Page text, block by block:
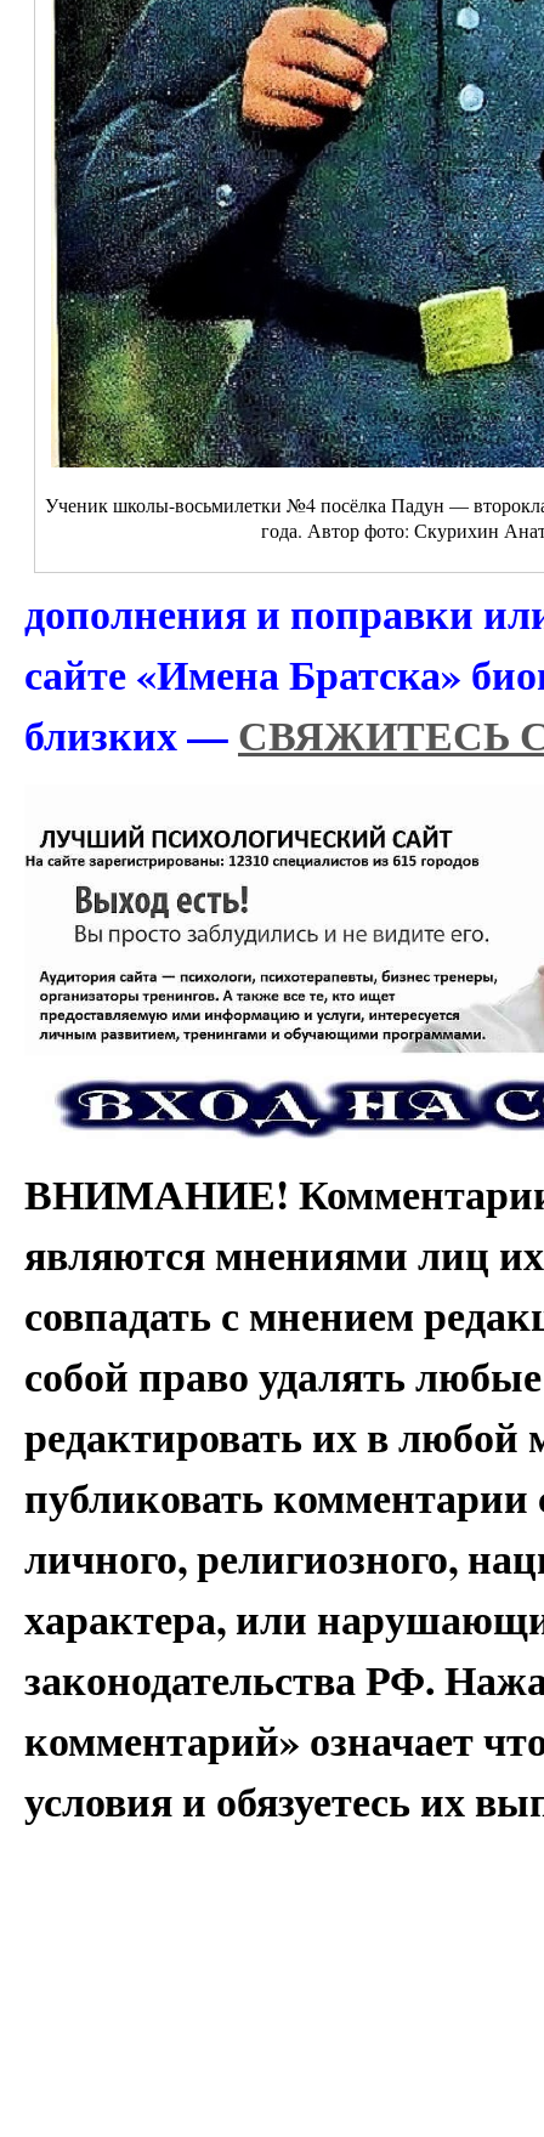
Ученик школы-восьмилетки №4 посёлка Падун —
года. Автор фото: Скурихин
дополнения и поправки
сайте «Имена Братска»
близких —СВЯЖИТЕСЬ
ВНИМАНИЕ! Комментарии
являются мнениями лиц
совпадать с мнением
собой право удалять
редактировать их в
публиковать
личного, религиозного,
характера, или
законодательства РФ.
комментарий» означает
условия и обязуетесь их